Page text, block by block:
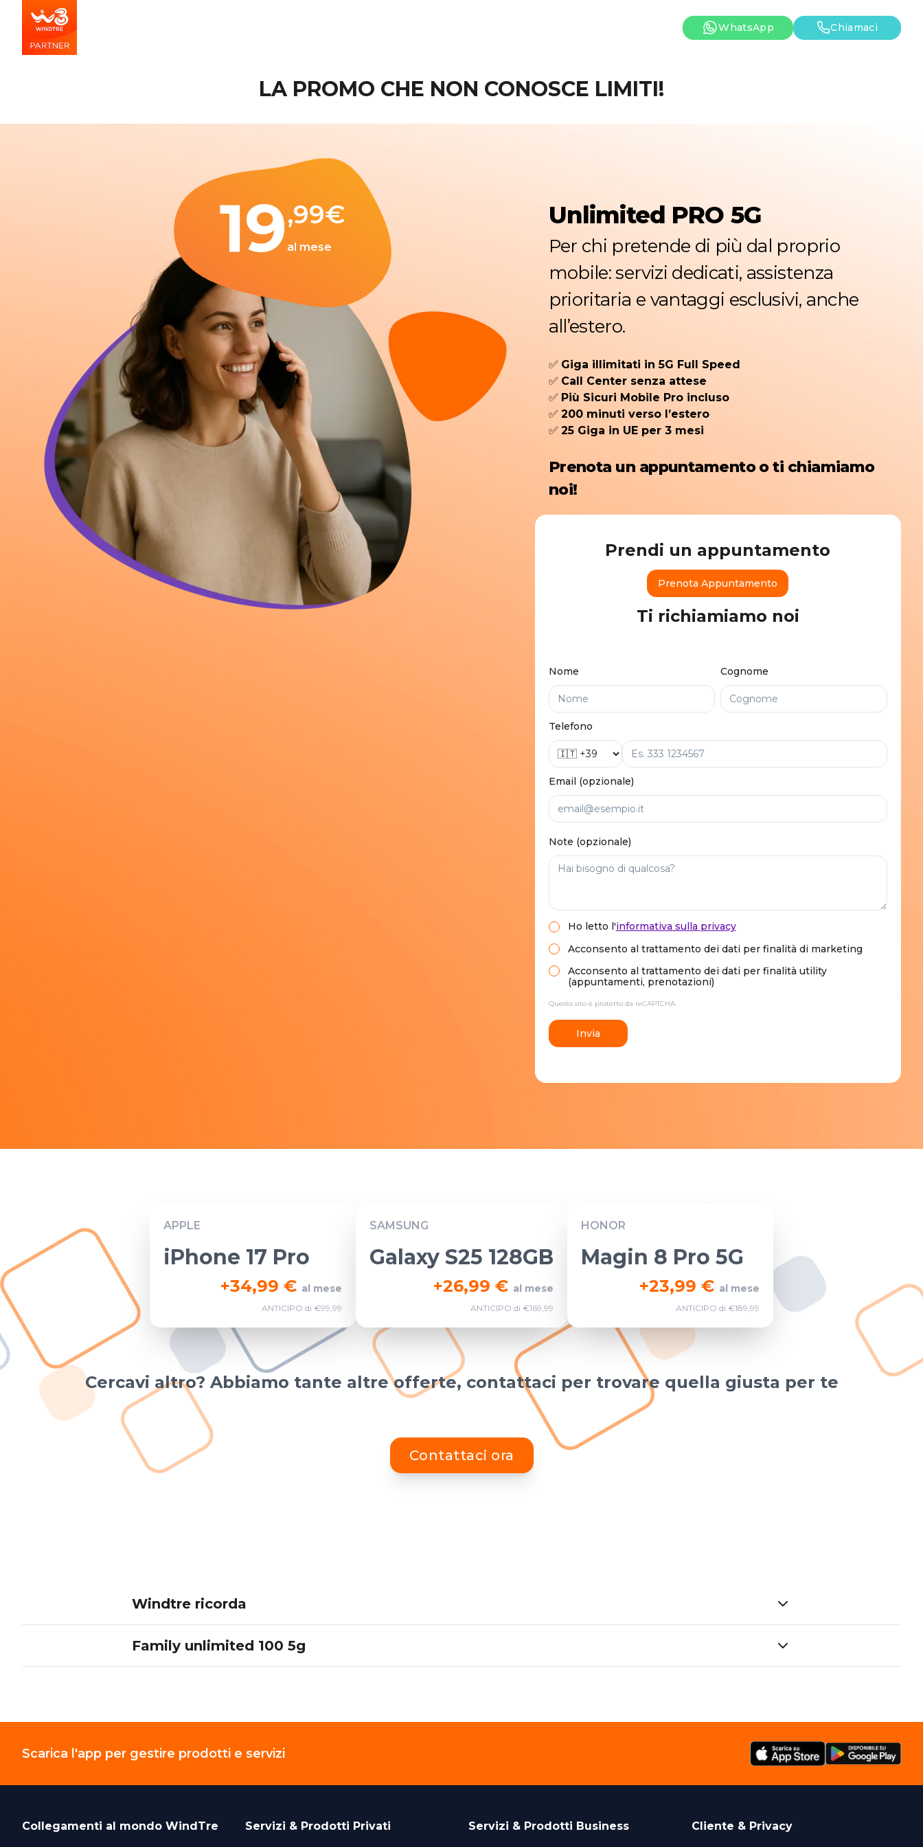
WhatsApp Chiamaci
LA PROMO CHE NON CONOSCE LIMITI!
19,99€
al mese
Unlimited PRO 5G
Per chi pretende di più dal proprio
mobile: servizi dedicati, assistenza
prioritaria e vantaggi esclusivi, anche
all’estero.
✅ Giga illimitati in 5G Full Speed
✅ Call Center senza attese
✅ Più Sicuri Mobile Pro incluso
✅ 200 minuti verso l’estero
✅ 25 Giga in UE per 3 mesi
Prenota un appuntamento o ti chiamiamo
noi!
Prendi un appuntamento
Prenota Appuntamento
Ti richiamiamo noi
Nome Cognome
Telefono
Email (opzionale)
Note (opzionale)
Ho letto l'informativa sulla privacy
Acconsento al trattamento dei dati per finalità di marketing
Acconsento al trattamento dei dati per finalità utility
(appuntamenti, prenotazioni)
Questo sito è protetto da reCAPTCHA.
Invia
APPLE
iPhone 17 Pro
+34,99 € al mese
ANTICIPO di €99,99
SAMSUNG
Galaxy S25 128GB
+26,99 € al mese
ANTICIPO di €169,99
HONOR
Magin 8 Pro 5G
+23,99 € al mese
ANTICIPO di €189,99
Cercavi altro? Abbiamo tante altre offerte, contattaci per trovare quella giusta per te
Contattaci ora
Windtre ricorda
Family unlimited 100 5g
Scarica l'app per gestire prodotti e servizi
Collegamenti al mondo WindTre Servizi & Prodotti Privati Servizi & Prodotti Business Cliente & Privacy